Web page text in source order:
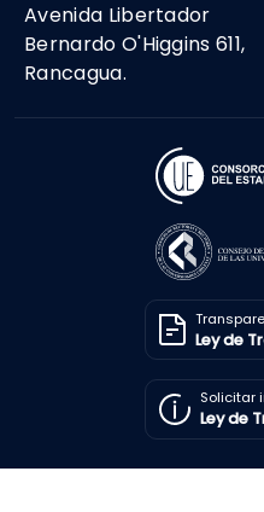
Avenida Libertador
Bernardo O'Higgins 611,
Rancagua.
Ley de
Solicitar
Ley de